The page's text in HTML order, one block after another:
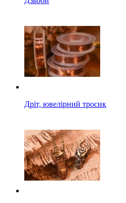
Дріт, ювелірний тросик